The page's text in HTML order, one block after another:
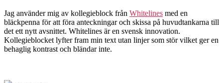
Jag använder mig av kollegieblock från Whitelines med en
bläckpenna för att föra anteckningar och skissa på huvudtankarna till
det ett nytt avsnittet. Whitelines är en svensk innovation.
Kollegieblocket lyfter fram min text utan linjer som stör vilket ger en
behaglig kontrast och bländar inte.